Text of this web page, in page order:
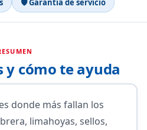
🛡 Garantía de servicio
y cómo te ayuda
donde más fallan los
limahoyas, sellos,